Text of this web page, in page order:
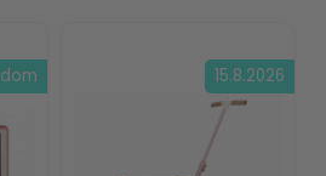
15.8.2026